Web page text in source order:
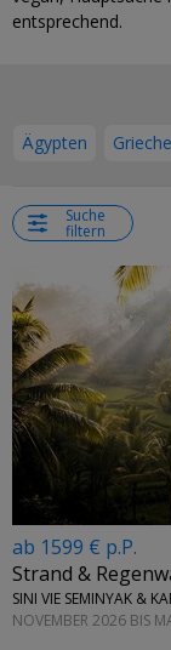
entsprechend.
Ägypten
Suche
filtern
←
ab 1599 € p.P.
Strand &
SINI VIE SEMINYAK &
NOVEMBER 2026 BIS